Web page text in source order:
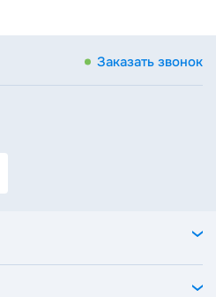
Заказать звонок